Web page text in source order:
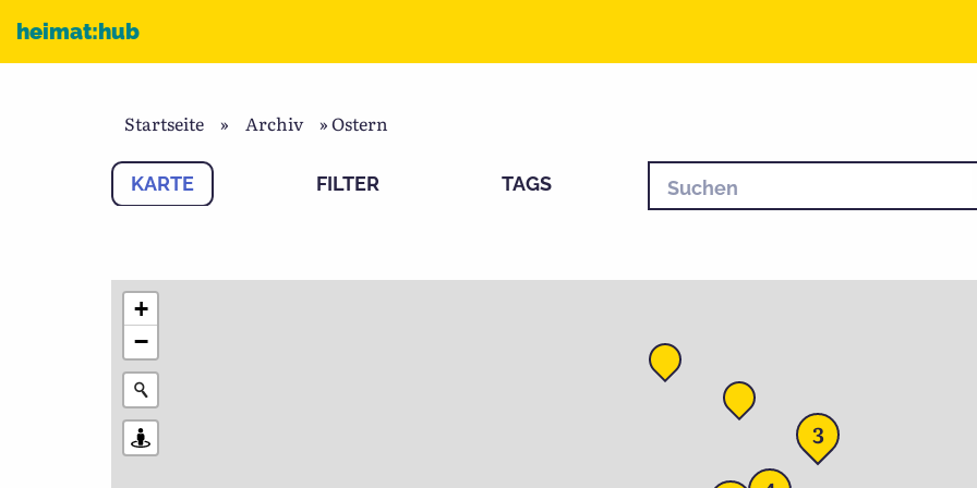
heimat:hub
Startseite » Archiv »Ostern
KARTE FILTER TAGS
3
+
−